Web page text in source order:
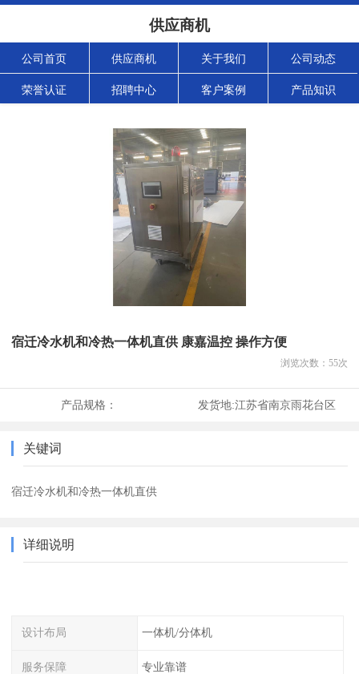
供应商机
公司首页 供应商机 关于我们 公司动态
荣誉认证 招聘中心 客户案例 产品知识
宿迁冷水机和冷热一体机直供 康嘉温控 操作方便
浏览次数： 55次
产品规格： 发货地:江苏省南京雨花台区
关键词
宿迁冷水机和冷热一体机直供
详细说明
设计布局 一体机/分体机
服务保障 专业靠谱